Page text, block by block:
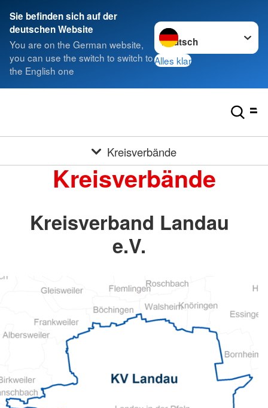
Sie befinden sich auf der
deutschen Website
You are on the German website,
you can use the switch to switch to
the English one
Sprache wechseln zu
Alles klar
Kreisverbände
Kreisverbände
Kreisverband Landau
e.V.